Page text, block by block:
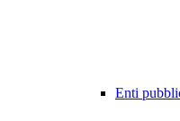
Enti